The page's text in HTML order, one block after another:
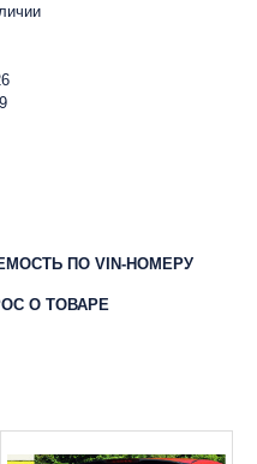
ПО VIN-НОМЕРУ
О ТОВАРЕ